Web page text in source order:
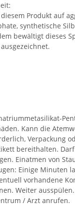
Produkt auf
synthetische
bewältigt dieses
Kann die
Verpackung
bereithalten.
Einatmen von
Einige Minuten
vorhandene
Weiter
/ Arzt anrufen.